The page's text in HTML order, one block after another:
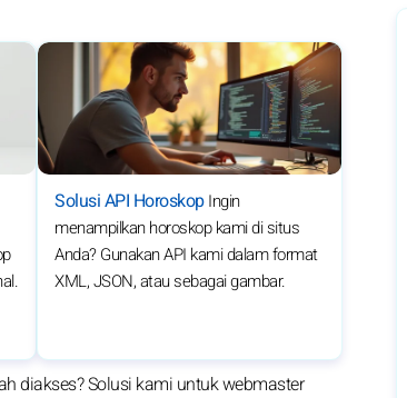
Solusi API HoroskopIngin
menampilkan horoskop kami di situs
Anda? Gunakan API kami dalam format
XML, JSON, atau sebagai gambar.
diakses? Solusi kami untuk webmaster